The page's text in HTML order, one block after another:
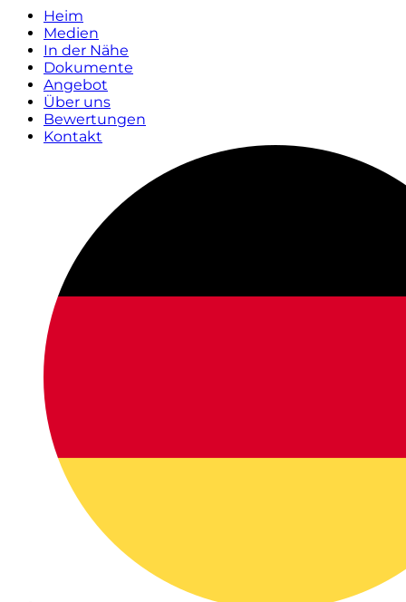
Heim
Medien
In der Nähe
Dokumente
Angebot
Über uns
Bewertungen
Kontakt